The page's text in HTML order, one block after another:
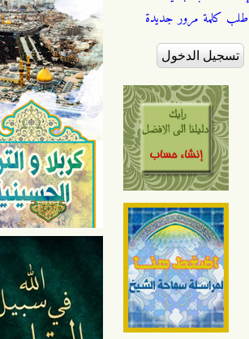
طلب كلمة مرور جديدة